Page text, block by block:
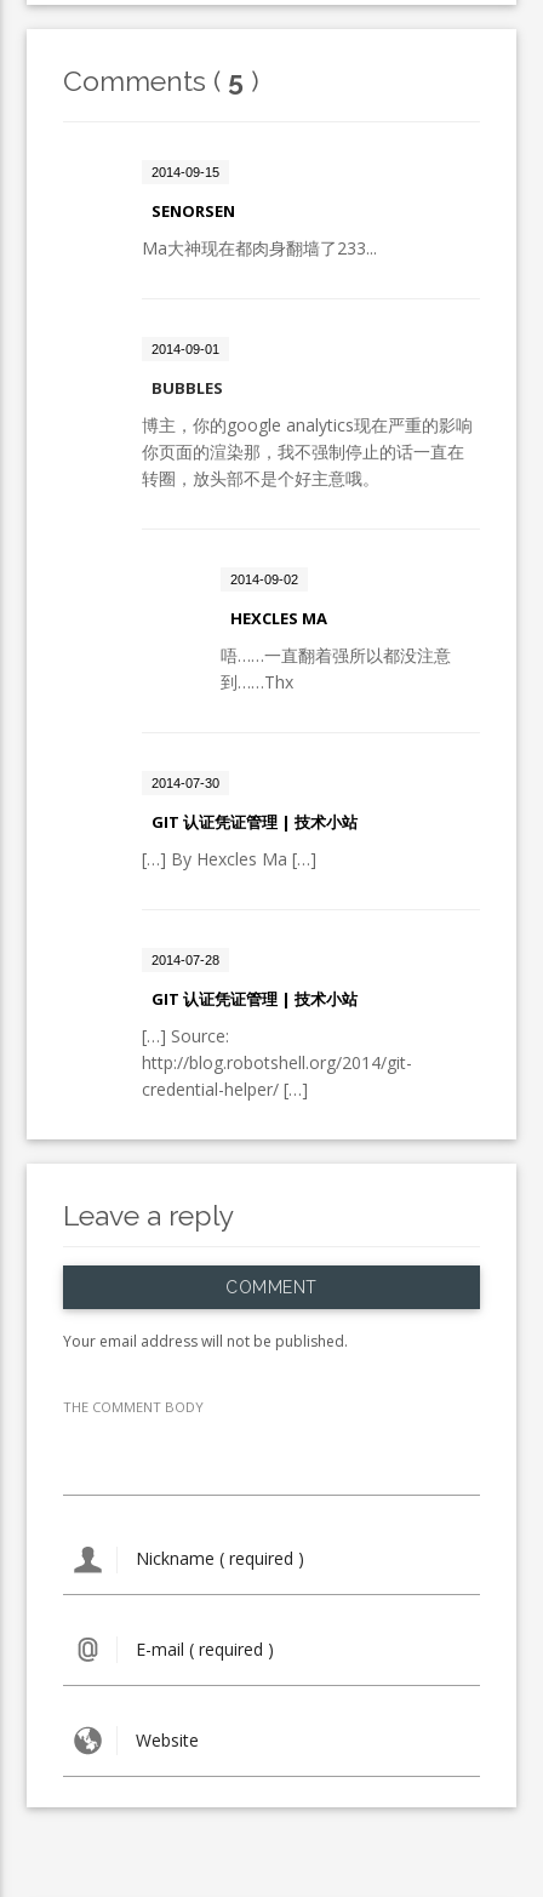
Comments ( 5 )
2014-09-15
SENORSEN
Ma大神现在都肉身翻墙了233...
2014-09-01
BUBBLES
博主，你的google analytics现在严重的影响
你页面的渲染那，我不强制停止的话一直在
转圈，放头部不是个好主意哦。
2014-09-02
HEXCLES MA
唔……一直翻着强所以都没注意
到……Thx
2014-07-30
GIT 认证凭证管理 | 技术小站
[…] By Hexcles Ma […]
2014-07-28
GIT 认证凭证管理 | 技术小站
[…] Source:
http://blog.robotshell.org/2014/git-
credential-helper/ […]
Leave a reply
COMMENT
Your email address will not be published.
THE COMMENT BODY